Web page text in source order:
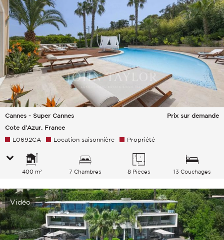
Cannes - Super Cannes
Cote d'Azur, France
Prix sur demande
L0692CA Location saisonnière Propriété
400 m² 7 Chambres 8 Pièces 13 Couchages
Vidéo